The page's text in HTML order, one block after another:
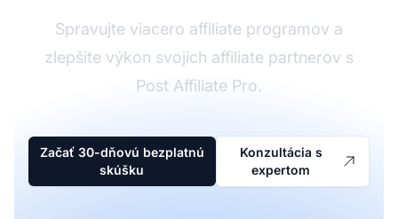
Spravujte viacero affiliate programov a
zlepšite výkon svojich affiliate partnerov s
Post Affiliate Pro.
Začať 30-dňovú bezplatnú
skúšku
Konzultácia s
expertom